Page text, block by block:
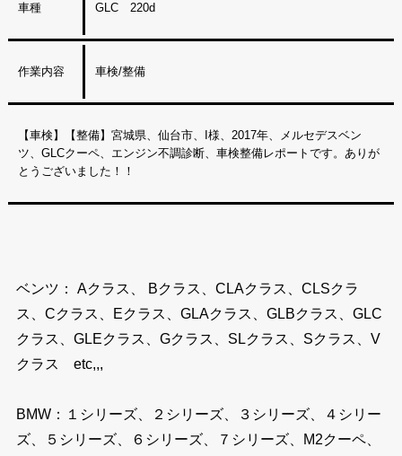
車種 GLC 220d
作業内容 車検/整備
【車検】【整備】宮城県、仙台市、I様、2017年、メルセデスベン
ツ、GLCクーペ、エンジン不調診断、車検整備レポートです。ありが
とうございました！！
ベンツ： Aクラス、 Bクラス、CLAクラス、CLSクラ
ス、Cクラス、Eクラス、GLAクラス、GLBクラス、GLC
クラス、GLEクラス、Gクラス、SLクラス、Sクラス、V
クラス etc,,,
BMW：１シリーズ、２シリーズ、３シリーズ、４シリー
ズ、５シリーズ、６シリーズ、７シリーズ、M2クーペ、